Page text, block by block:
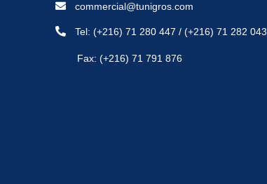
commercial@tunigros.com
Tel: (+216) 71 280 447 / (+216) 71 282 043
Fax: (+216) 71 791 876